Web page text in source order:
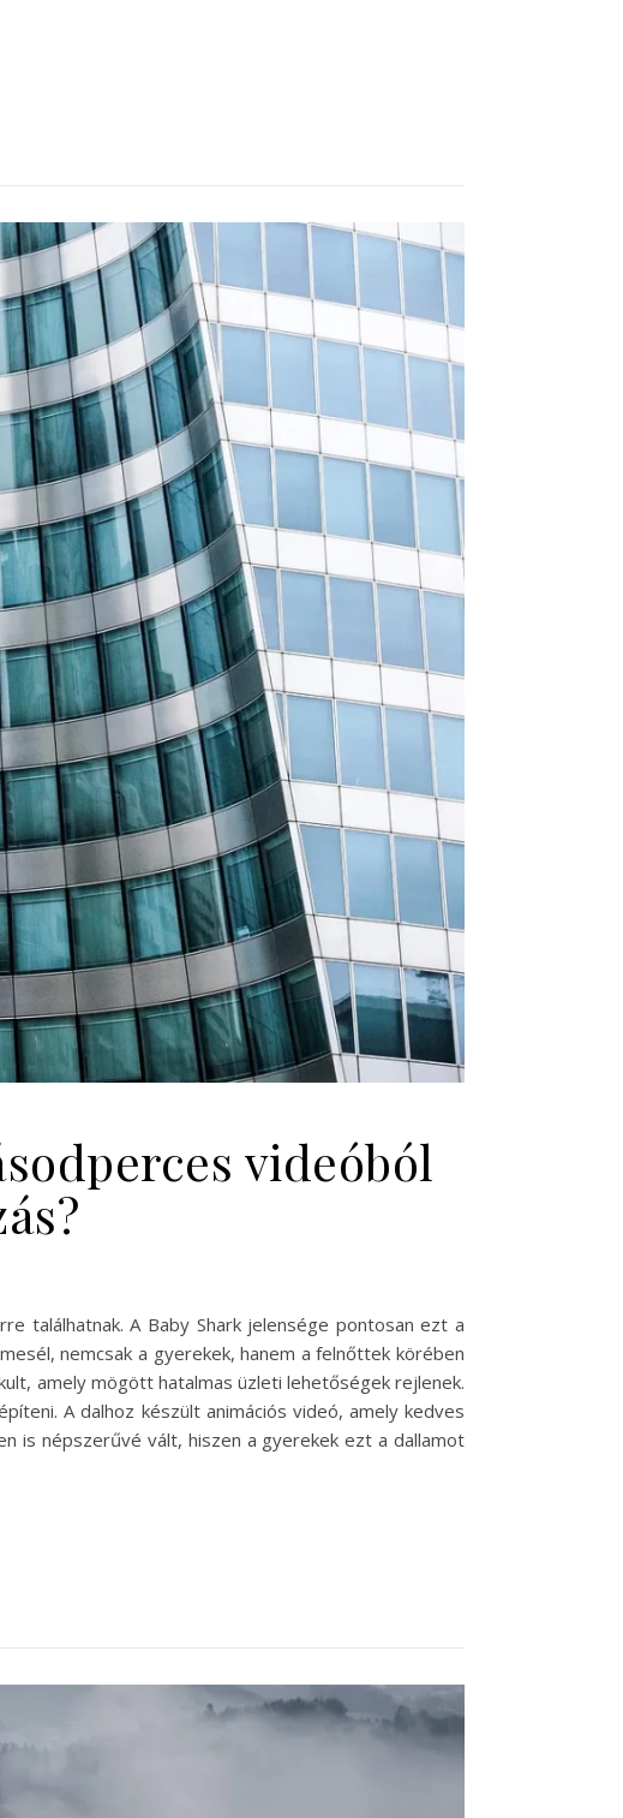
videóból
találhatnak. A Baby Shark jelensége pontosan ezt a
nemcsak a gyerekek, hanem a felnőttek körében
amely mögött hatalmas üzleti lehetőségek rejlenek.
A dalhoz készült animációs videó, amely kedves
is népszerűvé vált, hiszen a gyerekek ezt a dallamot